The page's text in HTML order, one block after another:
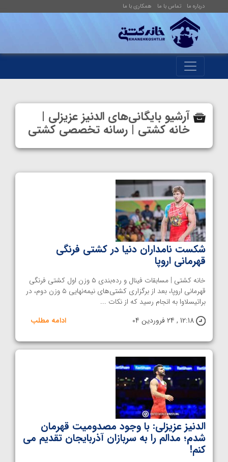
درباره ما تماس با ما همکاری با ما
آرشیو بایگانی‌های الدنیز عزیزلی |
خانه کشتی | رسانه تخصصی کشتی
شکست نامداران دنیا در کشتی فرنگی
قهرمانی اروپا
خانه کشتی | مسابقات فینال و رده‌بندی ۵ وزن اول کشتی فرنگی
قهرمانی اروپا، بعد از برگزاری کشتی‌های نیمه‌نهایی ۵ وزن دوم، در
براتیسلاوا به انجام رسید که از نکات ...
12:18 , 24 فروردین 04
ادامه مطلب
الدنیز عزیزلی: با وجود مصدومیت قهرمان
شدم؛ مدالم را به سربازان آذربایجان تقدیم می
کنم!